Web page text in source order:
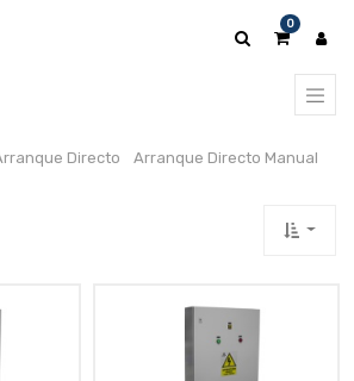
0
Directo
Arranque Directo Manual